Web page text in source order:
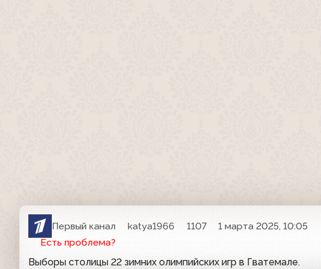
Первый канал katya1966 1107
1 марта 2025, 10:05
Есть проблема?
Выборы столицы 22 зимних олимпийских игр в Гватемале.